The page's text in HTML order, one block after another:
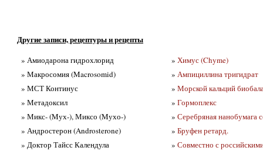
Другие записи, рецептуры и рецепты
» Амиодарона гидрохлорид
» Макросомия (Macrosomid)
» МСТ Континус
» Метадоксил
» Микс- (Mух-), Миксо (Mухо-)
» Андростерон (Androsterone)
» Доктор Тайсс Календула
» Химус (Chyme)
» Ампициллина тригидрат
» Морской кальций
» Гормоплекс
» Серебряная нанобумага
» Бруфен ретард.
» Совместно с